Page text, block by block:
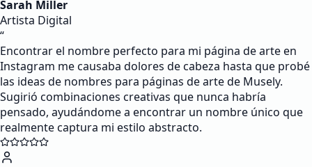
Sarah Miller
Artista Digital
“
Encontrar el nombre perfecto para mi página de arte en
Instagram me causaba dolores de cabeza hasta que probé
las ideas de nombres para páginas de arte de Musely.
Sugirió combinaciones creativas que nunca habría
pensado, ayudándome a encontrar un nombre único que
realmente captura mi estilo abstracto.